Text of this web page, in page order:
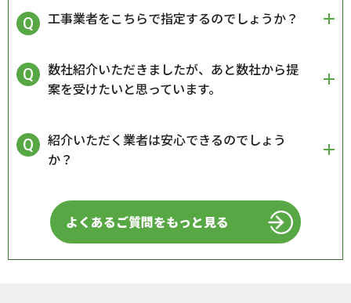
工事業者をこちらで指定するのでしょうか？
数社紹介いただきましたが、あと数社から提
案を受けたいと思っています。
紹介いただく業者は安心できるのでしょう
か？
よくあるご質問をもっと見る